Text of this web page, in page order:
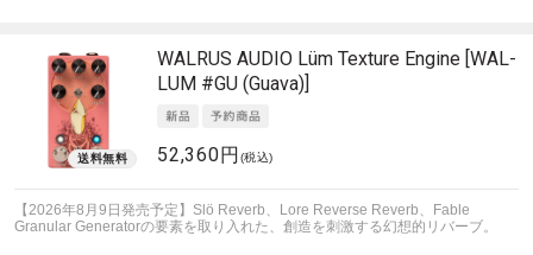
WALRUS AUDIO Lüm Texture Engine [WAL-
LUM #GU (Guava)]
52,360円 (税込)
【2026年8月9日発売予定】Slö Reverb、Lore Reverse Reverb、Fable
Granular Generatorの要素を取り入れた、創造を刺激する幻想的リバーブ。